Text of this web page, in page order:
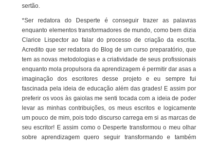
sertão.
*Ser redatora do Desperte é conseguir trazer as palavras
enquanto elementos transformadores de mundo, como bem dizia
Clarice Lispector ao falar do processo de criação da escrita.
Acredito que ser redatora do Blog de um curso preparatório, que
tem as novas metodologias e a criatividade de seus profissionais
enquanto mola propulsora da aprendizagem é permitir dar asas a
imaginação dos escritores desse projeto e eu sempre fui
fascinada pela ideia de educação além das grades! E assim por
preferir os voos às gaiolas me senti tocada com a ideia de poder
levar as minhas contribuições, os meus escritos e logicamente
um pouco de mim, pois todo discurso carrega em si as marcas de
seu escritor! E assim como o Desperte transformou o meu olhar
sobre aprendizagem quero seguir transformando e também